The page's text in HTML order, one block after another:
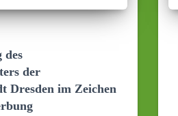
des
der
Dresden im Zeichen